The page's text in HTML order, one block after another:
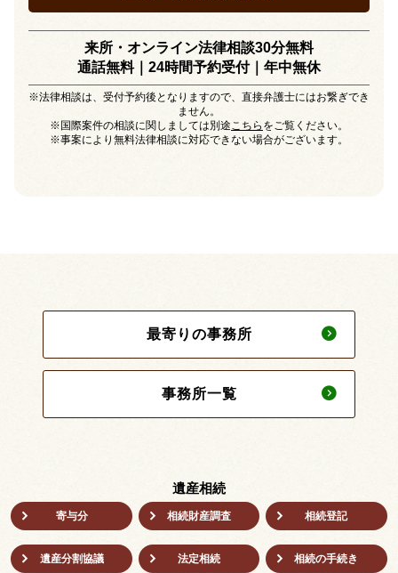
来所・オンライン法律相談30分無料
通話無料｜24時間予約受付｜年中無休
※法律相談は、受付予約後となりますので、直接弁護士にはお繋ぎでき
ません。
※国際案件の相談に関しましては別途こちら をご覧ください。
※事案により無料法律相談に対応できない場合がございます。
最寄りの事務所
事務所一覧
遺産相続
寄与分 相続財産調査 相続登記
遺産分割協議 法定相続 相続の⼿続き